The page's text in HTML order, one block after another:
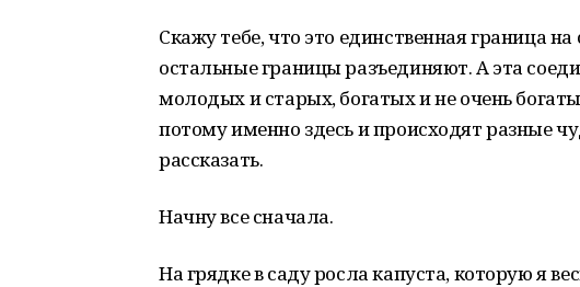
Скажу тебе, что это единственная граница на
остальные границы разъединяют. А эта
молодых и старых, богатых и не очень
потому именно здесь и происходят разные
рассказать.
Начну все сначала.
На грядке в саду росла капуста, которую я